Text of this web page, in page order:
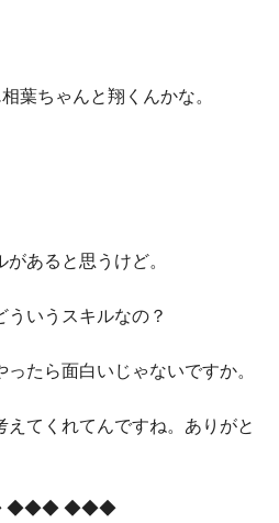
葉ちゃんと翔くんかな。
あると思うけど。
いうスキルなの？
たら面白いじゃないですか。
てくれてんですね。ありがと
◆◆◆ ◆◆◆